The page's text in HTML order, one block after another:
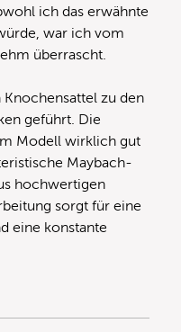
ich das erwähnte
war ich vom
überrascht.
zu den
geführt. Die
Modell wirklich gut
Maybach-
hochwertigen
sorgt für eine
eine konstante